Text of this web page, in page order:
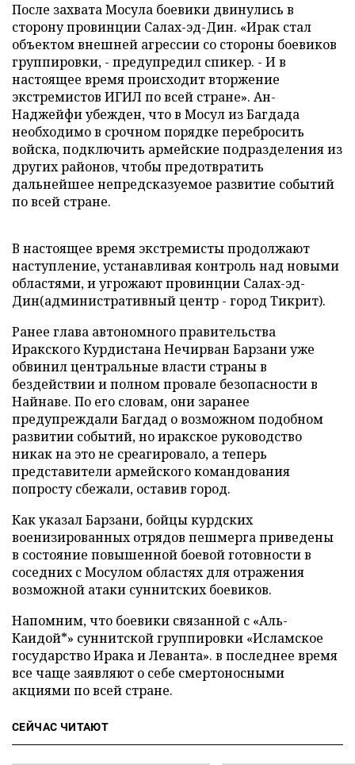
После захвата Мосула боевики двинулись в
сторону провинции Салах-эд-Дин. «Ирак стал
объектом внешней агрессии со стороны боевиков
группировки, - предупредил спикер. - И в
настоящее время происходит вторжение
экстремистов ИГИЛ по всей стране». Ан-
Наджейфи убежден, что в Мосул из Багдада
необходимо в срочном порядке перебросить
войска, подключить армейские подразделения из
других районов, чтобы предотвратить
дальнейшее непредсказуемое развитие событий
по всей стране.
В настоящее время экстремисты продолжают
наступление, устанавливая контроль над новыми
областями, и угрожают провинции Салах-эд-
Дин(административный центр - город Тикрит).
Ранее глава автономного правительства
Иракского Курдистана Нечирван Барзани уже
обвинил центральные власти страны в
бездействии и полном провале безопасности в
Найнаве. По его словам, они заранее
предупреждали Багдад о возможном подобном
развитии событий, но иракское руководство
никак на это не среагировало, а теперь
представители армейского командования
попросту сбежали, оставив город.
Как указал Барзани, бойцы курдских
военизированных отрядов пешмерга приведены
в состояние повышенной боевой готовности в
соседних с Мосулом областях для отражения
возможной атаки суннитских боевиков.
Напомним, что боевики связанной с «Аль-
Каидой*» суннитской группировки «Исламское
государство Ирака и Леванта». в последнее время
все чаще заявляют о себе смертоносными
акциями по всей стране.
СЕЙЧАС ЧИТАЮТ